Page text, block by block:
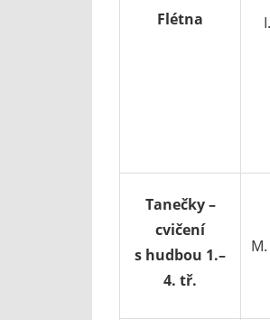
Flétna
Tanečky –
cvičení
s hudbou 1.–
4. tř.